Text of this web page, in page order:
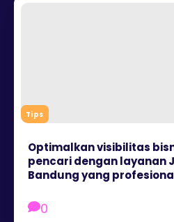
Tips
Optimalkan visibilitas
pencari dengan layanan
Bandung yang
0